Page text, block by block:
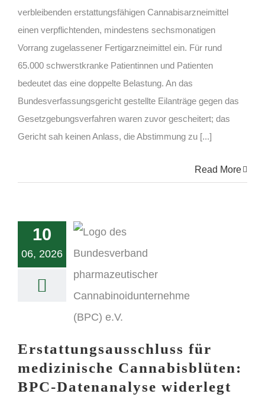
verbleibenden erstattungsfähigen Cannabisarzneimittel
einen verpflichtenden, mindestens sechsmonatigen
Vorrang zugelassener Fertigarzneimittel ein. Für rund
65.000 schwerstkranke Patientinnen und Patienten
bedeutet das eine doppelte Belastung. An das
Bundesverfassungsgericht gestellte Eilanträge gegen das
Gesetzgebungsverfahren waren zuvor gescheitert; das
Gericht sah keinen Anlass, die Abstimmung zu [...]
Read More
10
06, 2026
Erstattungsausschluss für
medizinische Cannabisblüten:
BPC-Datenanalyse widerlegt